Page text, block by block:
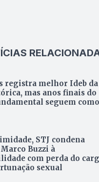
registra melhor Ideb da
mas anos finais do
seguem como
STJ condena
Buzzi à
com perda do
sexual